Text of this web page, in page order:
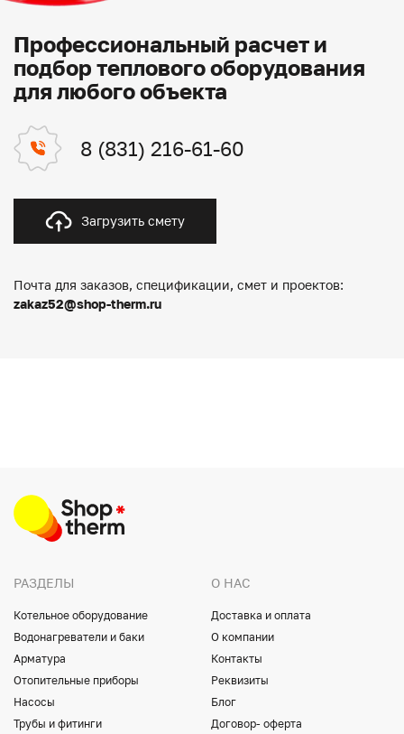
Профессиональный расчет и
подбор теплового оборудования
для любого объекта
8 (831) 216-61-60
Загрузить смету
Почта для заказов, спецификации, смет и проектов:
zakaz52@shop-therm.ru
РАЗДЕЛЫ
Котельное оборудование
Водонагреватели и баки
Арматура
Отопительные приборы
Насосы
Трубы и фитинги
О НАС
Доставка и оплата
О компании
Контакты
Реквизиты
Блог
Договор- оферта